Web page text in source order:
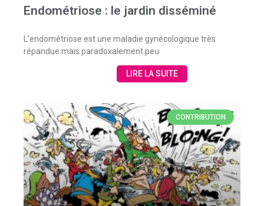
Endométriose : le jardin disséminé
L’endométriose est une maladie gynécologique très
répandue mais paradoxalement peu
LIRE LA SUITE
CONTRIBUTION